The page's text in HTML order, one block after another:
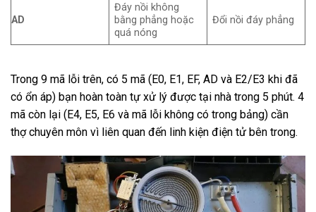
AD
Đáy nồi không
bằng phẳng hoặc
quá nóng
Đổi nồi đáy phẳng
Trong 9 mã lỗi trên, có 5 mã (E0, E1, EF, AD và E2/E3 khi đã
có ổn áp) bạn hoàn toàn tự xử lý được tại nhà trong 5 phút. 4
mã còn lại (E4, E5, E6 và mã lỗi không có trong bảng) cần
thợ chuyên môn vì liên quan đến linh kiện điện tử bên trong.